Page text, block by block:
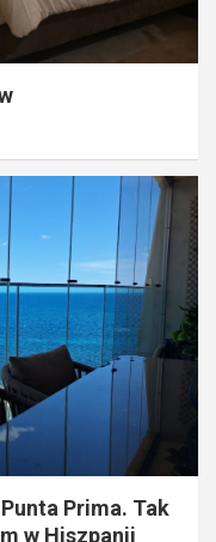
Prima. Tak
w Hiszpanii